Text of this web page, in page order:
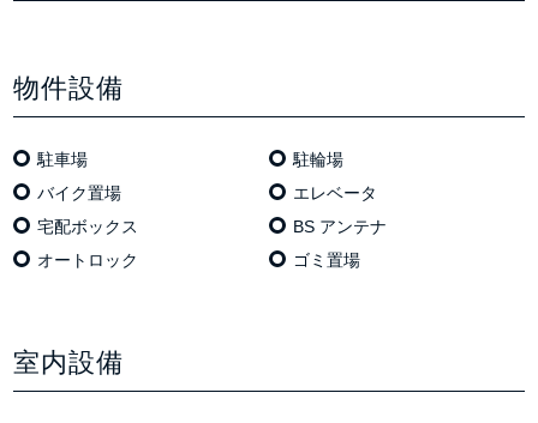
物件設備
駐車場
駐輪場
バイク置場
エレベータ
宅配ボックス
BS アンテナ
オートロック
ゴミ置場
室内設備